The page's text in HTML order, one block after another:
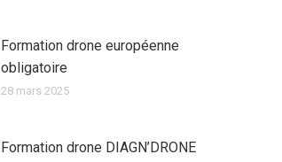
Formation drone européenne
obligatoire
28 mars 2025
Formation drone DIAGN’DRONE